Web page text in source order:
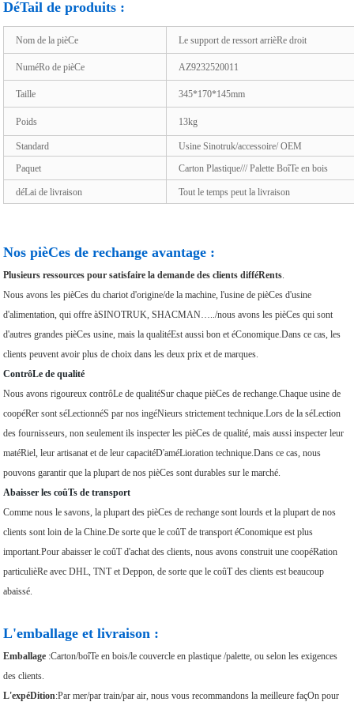
DéTail de produits :
Nom de la pièCe Le support de ressort arrièRe droit
NuméRo de pièCe AZ9232520011
Taille 345*170*145mm
Poids 13kg
Standard
Usine Sinotruk/accessoire/ OEM
Paquet
Carton Plastique/// Palette BoîTe en bois
déLai de livraison Tout le temps peut la livraison
Nos pièCes de rechange avantage :
Plusieurs ressources pour satisfaire la demande des clients difféRents.
Nous avons les pièCes du chariot d'origine/de la machine, l'usine de pièCes d'usine
d'alimentation, qui offre àSINOTRUK, SHACMAN…../nous avons les pièCes qui sont
d'autres grandes pièCes usine, mais la qualitéEst aussi bon et éConomique.Dans ce cas, les
clients peuvent avoir plus de choix dans les deux prix et de marques.
ContrôLe de qualité
Nous avons rigoureux contrôLe de qualitéSur chaque pièCes de rechange.Chaque usine de
coopéRer sont séLectionnéS par nos ingéNieurs strictement technique.Lors de la séLection
des fournisseurs, non seulement ils inspecter les pièCes de qualité, mais aussi inspecter leur
matéRiel, leur artisanat et de leur capacitéD'améLioration technique.Dans ce cas, nous
pouvons garantir que la plupart de nos pièCes sont durables sur le marché.
Abaisser les coûTs de transport
Comme nous le savons, la plupart des pièCes de rechange sont lourds et la plupart de nos
clients sont loin de la Chine.De sorte que le coûT de transport éConomique est plus
important.Pour abaisser le coûT d'achat des clients, nous avons construit une coopéRation
particulièRe avec DHL, TNT et Deppon, de sorte que le coûT des clients est beaucoup
abaissé.
L'emballage et livraison :
Emballage :Carton/boîTe en bois/le couvercle en plastique /palette, ou selon les exigences
des clients.
L'expéDition:Par mer/par train/par air, nous vous recommandons la meilleure façOn pour